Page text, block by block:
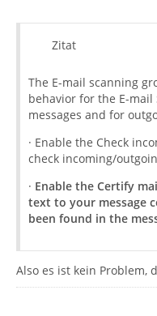
Zitat
The E-mail scanning
behavior for the E-
messages and for
· Enable the Check
check incoming/
· Enable the Certify
text to your message
been found in the
Also es ist kein Problem,